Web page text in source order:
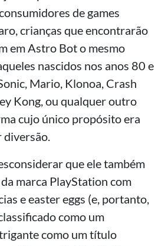
de games
crianças que encontrarão
em Astro Bot o mesmo
nascidos nos anos 80 e
Mario, Klonoa, Crash
Kong, ou qualquer outro
cujo único propósito era
diversão.
que ele também
marca PlayStation com
e easter eggs (e, portanto,
como um
como um título